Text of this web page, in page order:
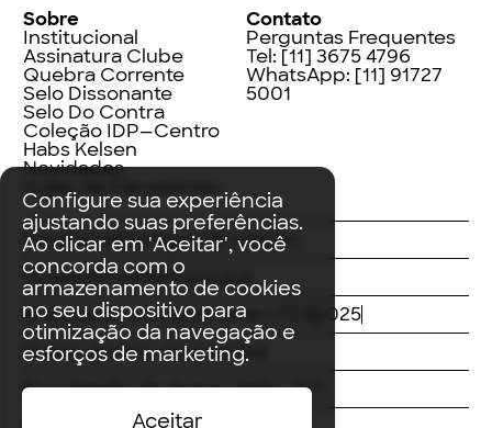
Configure sua experiência
ajustando suas preferências.
Ao clicar em 'Aceitar', você
concorda com o
armazenamento de cookies
no seu dispositivo para
otimização da navegação e
esforços de marketing.
Aceitar
Sobre
Institucional
Assinatura Clube
Quebra Corrente
Selo Dissonante
Selo Do Contra
Coleção IDP—Centro
Habs Kelsen
Novidades
Index de Pensadores
Contato
Perguntas Frequentes
Tel: [11] 3675 4796
WhatsApp: [11] 91727
5001
FacebookInstagramLinkedIn
ThreadsTwitterYoutube
© Editora Contracorrente LTDA
2025
Todos direitos reservados
Rua Vergílio de Araújo Valim, 167